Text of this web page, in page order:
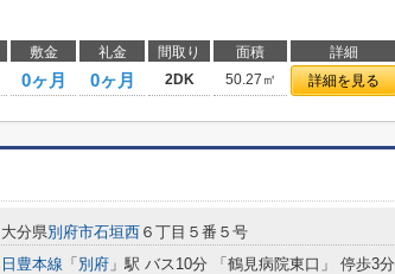
敷金 礼金 間取り 面積 詳細
0ヶ月 0ヶ月 2DK 50.27㎡ 詳細を見る
大分県別府市石垣西 ６丁目５番５号
日豊本線 「 別府 」駅 バス10分 「鶴見病院東口」 停歩3分